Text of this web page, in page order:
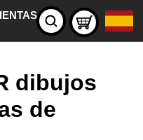
dibujos
de